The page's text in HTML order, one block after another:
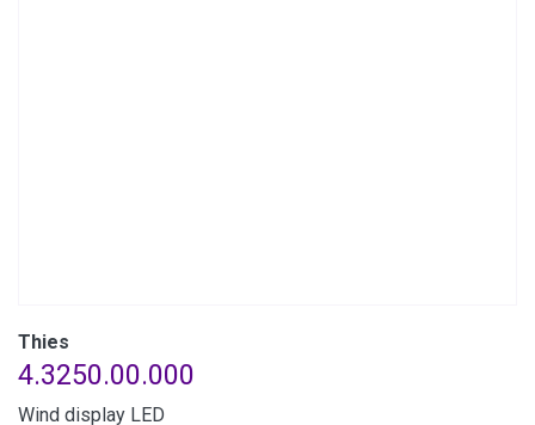
Thies
4.3250.00.000
Wind display LED